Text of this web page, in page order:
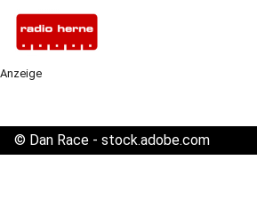
Anzeige
© Dan Race - stock.adobe.com